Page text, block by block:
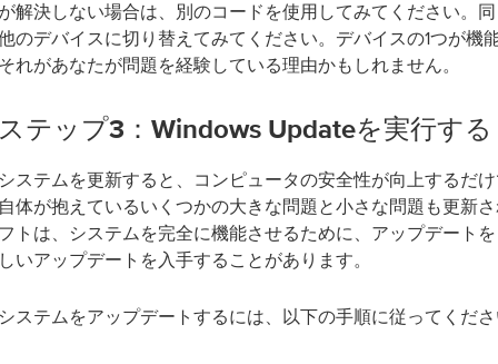
解決しない場合は、別のコードを使用してみてください。
のデバイスに切り替えてみてください。デバイスの1つが機
れがあなたが問題を経験している理由かもしれません。
テップ3：Windows Updateを実行する
ステムを更新すると、コンピュータの安全性が向上するだ
体が抱えているいくつかの大きな問題と小さな問題も更新
トは、システムを完全に機能させるために、アップデート
いアップデートを入手することがあります。
ステムをアップデートするには、以下の手順に従ってくだ